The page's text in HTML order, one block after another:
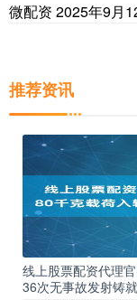
微配资 2025年9月
推荐资讯
线上股票配资代理
36次无事故发射铸